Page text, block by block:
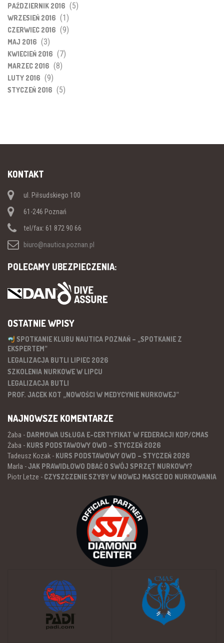
PAŹDZIERNIK 2016 (5)
WRZESIEŃ 2016 (1)
CZERWIEC 2016 (9)
MAJ 2016 (3)
KWIECIEŃ 2016 (7)
MARZEC 2016 (8)
LUTY 2016 (9)
STYCZEŃ 2016 (5)
KONTAKT
ul. Piłsudskiego 100
61-246 Poznań
tel/fax: 61 872 90 66
biuro@nautica.poznan.pl
POLECAMY UBEZPIECZENIA:
OSTATNIE WPISY
SPOTKANIE KLUBU NAUTICA POZNAŃ – „SPOTKANIE Z
EKSPERTEM”
LEGALIZACJA BUTLI LIPIEC 2026
SZKOLENIA NURKOWE W LIPCU
LEGALIZACJA BUTLI
PROF. JACEK KOT „NOWOŚCI W MEDYCYNIE NURKOWEJ”
NAJNOWSZE KOMENTARZE
Żaba - DARMOWA USŁUGA E-CERTYFIKAT W FEDERACJI KDP/CMAS
Żaba - KURS PODSTAWOWY OWD – STYCZEŃ 2026
Tadeusz Kozak - KURS PODSTAWOWY OWD – STYCZEŃ 2026
Marla -JAK PRAWIDŁOWO DBAĆ O SWÓJ SPRZĘT NURKOWY?
Piotr Letze - CZYSZCZENIE SZYBY W NOWEJ MASCE DO NURKOWANIA